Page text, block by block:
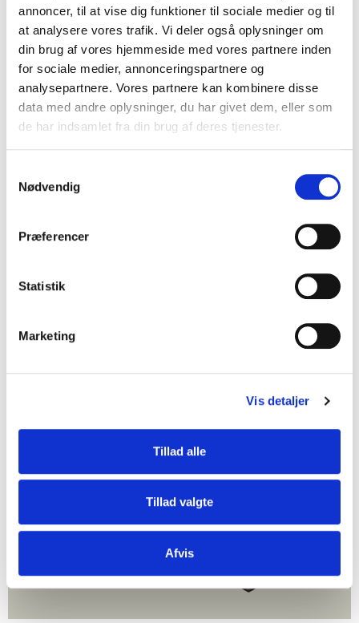
annoncer, til at vise dig funktioner til sociale medier og til
at analysere vores trafik. Vi deler også oplysninger om
din brug af vores hjemmeside med vores partnere inden
for sociale medier, annonceringspartnere og
analysepartnere. Vores partnere kan kombinere disse
data med andre oplysninger, du har givet dem, eller som
de har indsamlet fra din brug af deres tjenester.
Nødvendig
Præferencer
Statistik
Marketing
Vis detaljer
Tillad alle
Tillad valgte
Afvis